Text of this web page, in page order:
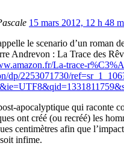
15 mars 2012, 12 h 48
le scenario d’un roman
Andrevon : La Trace des
La-trace-
dp/2253071730/
apocalyptique qui raconte
ont créé (ou recréé) les
centimètres afin que
infime.